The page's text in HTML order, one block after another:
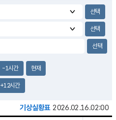
-1시간 현재
+12시간
기상실황표 2026.02.16.02:00